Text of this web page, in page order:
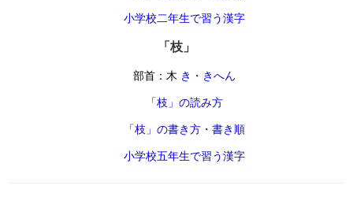
小学校二年生で習う漢字
「枝」
部首：木 き・きへん
「枝」の読み方
「枝」の書き方・書き順
小学校五年生で習う漢字